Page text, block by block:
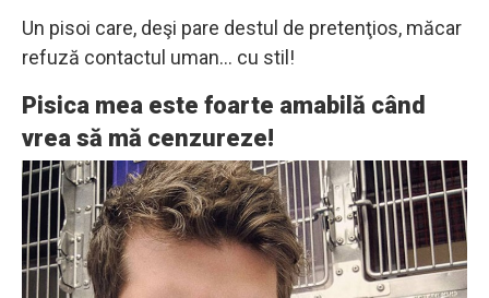
Un pisoi care, deşi pare destul de pretenţios, măcar
refuză contactul uman… cu stil!
Pisica mea este foarte amabilă când
vrea să mă cenzureze!